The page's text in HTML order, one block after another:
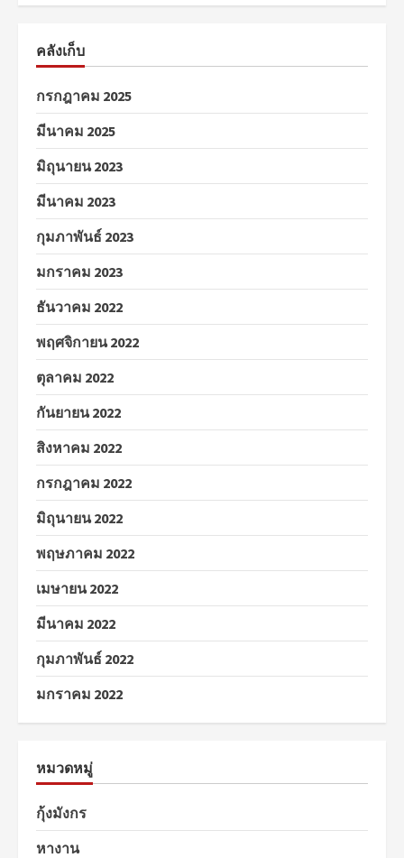
คลังเก็บ
กรกฎาคม 2025
มีนาคม 2025
มิถุนายน 2023
มีนาคม 2023
กุมภาพันธ์ 2023
มกราคม 2023
ธันวาคม 2022
พฤศจิกายน 2022
ตุลาคม 2022
กันยายน 2022
สิงหาคม 2022
กรกฎาคม 2022
มิถุนายน 2022
พฤษภาคม 2022
เมษายน 2022
มีนาคม 2022
กุมภาพันธ์ 2022
มกราคม 2022
หมวดหมู่
กุ้งมังกร
หางาน